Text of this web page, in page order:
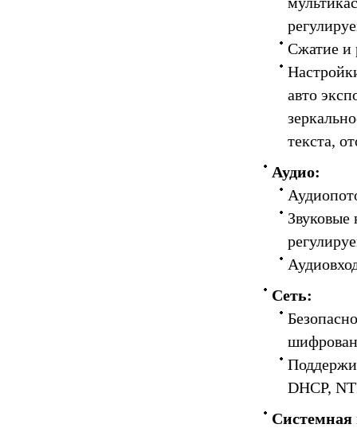
Сжатие и
авто
текста,
Аудио:
Сеть:
DHCP,
Системная